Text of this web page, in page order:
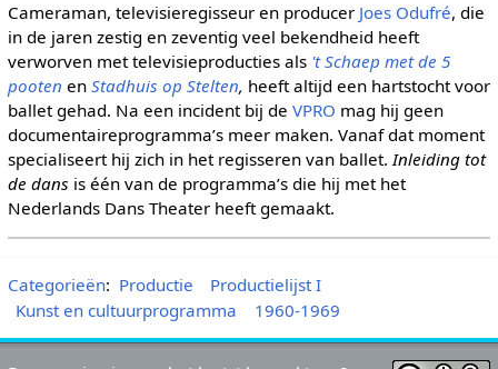
Cameraman, televisieregisseur en producer Joes Odufré, die
in de jaren zestig en zeventig veel bekendheid heeft
verworven met televisieproducties als 't Schaep met de 5
pooten en Stadhuis op Stelten, heeft altijd een hartstocht voor
ballet gehad. Na een incident bij de VPRO mag hij geen
documentaireprogramma’s meer maken. Vanaf dat moment
specialiseert hij zich in het regisseren van ballet.Inleiding tot
de dans is één van de programma’s die hij met het
Nederlands Dans Theater heeft gemaakt.
Categorieën: Productie
Productielijst I
Kunst en cultuurprogramma
1960-1969